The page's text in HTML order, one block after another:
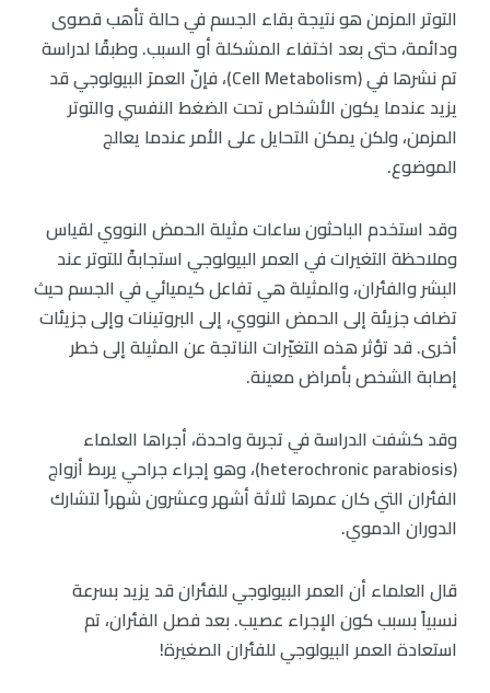
التوتر المزمن هو نتيجة بقاء الجسم في حالة تأهب قصوى
ودائمة، حتى بعد اختفاء المشكلة أو السبب. وطبقًا لدراسة
تم نشرها في (Cell Metabolism)، فإنّ العمرَ البيولوجي قد
يزيد عندما يكون الأشخاص تحت الضغط النفسي والتوتر
المزمن، ولكن يمكن التحايل على الأمر عندما يعالج
الموضوع.
وقد استخدم الباحثون ساعات مثيلة الحمض النووي لقياس
وملاحظة التغيرات في العمر البيولوجي استجابةً للتوتر عند
البشر والفئران، والمثيلة هي تفاعل كيميائي في الجسم حيث
تضاف جزيئة إلى الحمض النووي، إلى البروتينات وإلى جزيئات
أخرى. قد تؤثر هذه التغيّرات الناتجة عن المثيلة إلى خطر
إصابة الشخص بأمراض معينة.
وقد كشفت الدراسة في تجربة واحدة، أجراها العلماء
(heterochronic parabiosis)، وهو إجراء جراحي يربط أزواج
الفئران التي كان عمرها ثلاثة أشهر وعشرون شهراً لتشارك
الدوران الدموي.
قال العلماء أن العمر البيولوجي للفئران قد يزيد بسرعة
نسبياً بسبب كون الإجراء عصيب. بعد فصل الفئران، تم
استعادة العمر البيولوجي للفئران الصغيرة!